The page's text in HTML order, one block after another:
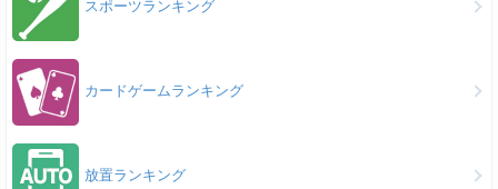
スポーツランキング
カードゲームランキング
放置ランキング